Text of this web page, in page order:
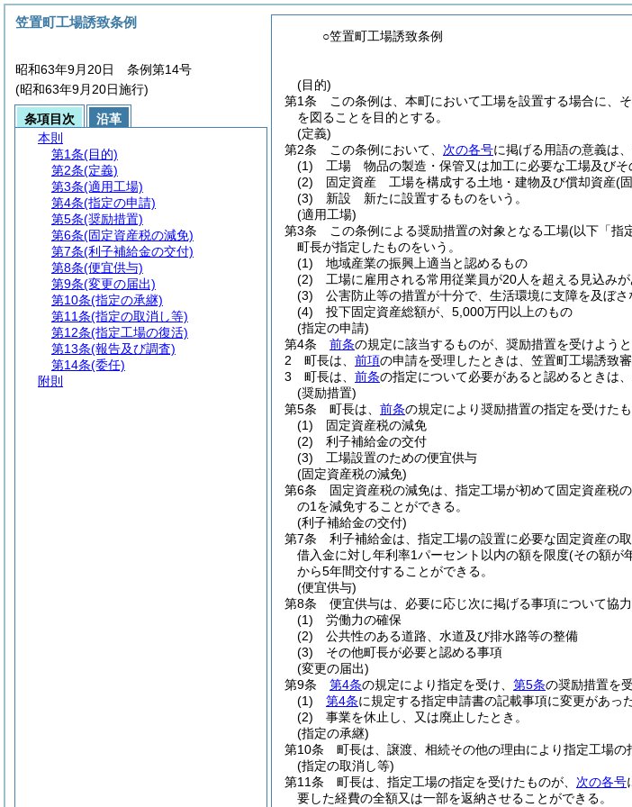
○笠置町工場誘致条例
(目的)
第1条
この条例は、本町において工場を設置する場合に、
を図ることを目的とする。
(定義)
第2条
この条例において、 次の各号に掲げる用語の意義は
(1)
工場 物品の製造・保管又は加工に必要な工場及びそ
(2)
固定資産 工場を構成する土地・建物及び償却資産(
(3)
新設 新たに設置するものをいう。
(適用工場)
第3条
この条例による奨励措置の対象となる工場(以下「指
町長が指定したものをいう。
(1)
地域産業の振興上適当と認めるもの
(2)
工場に雇用される常用従業員が20人を超える見込みが
(3)
公害防止等の措置が十分で、生活環境に支障を及ぼ
(4)
投下固定資産総額が、5,000万円以上のもの
(指定の申請)
第4条
前条の規定に該当するものが、奨励措置を受けよう
2
町長は、 前項の申請を受理したときは、笠置町工場誘致
3
町長は、 前条の指定について必要があると認めるときは
(奨励措置)
第5条
町長は、 前条の規定により奨励措置の指定を受けた
(1)
固定資産税の減免
(2)
利子補給金の交付
(3)
工場設置のための便宜供与
(固定資産税の減免)
第6条
固定資産税の減免は、指定工場が初めて固定資産税
の1を減免することができる。
(利子補給金の交付)
第7条
利子補給金は、指定工場の設置に必要な固定資産の
借入金に対し年利率1パーセント以内の額を限度(その額が
から5年間交付することができる。
(便宜供与)
第8条
便宜供与は、必要に応じ次に掲げる事項について協
(1)
労働力の確保
(2)
公共性のある道路、水道及び排水路等の整備
(3)
その他町長が必要と認める事項
(変更の届出)
第9条
第4条の規定により指定を受け、 第5条の奨励措置を
(1)
第4条に規定する指定申請書の記載事項に変更があっ
(2)
事業を休止し、又は廃止したとき。
(指定の承継)
第10条
町長は、譲渡、相続その他の理由により指定工場
(指定の取消し等)
第11条
町長は、指定工場の指定を受けたものが、 次の各号
要した経費の全額又は一部を返納させることができる。
笠置町工場誘致条例
昭和63年9月20日 条例第14号
(昭和63年9月20日施行)
条項目次
沿革
本則
第1条(目的)
第2条(定義)
第3条(適用工場)
第4条(指定の申請)
第5条(奨励措置)
第6条(固定資産税の減免)
第7条(利子補給金の交付)
第8条(便宜供与)
第9条(変更の届出)
第10条(指定の承継)
第11条(指定の取消し等)
第12条(指定工場の復活)
第13条(報告及び調査)
第14条(委任)
附則